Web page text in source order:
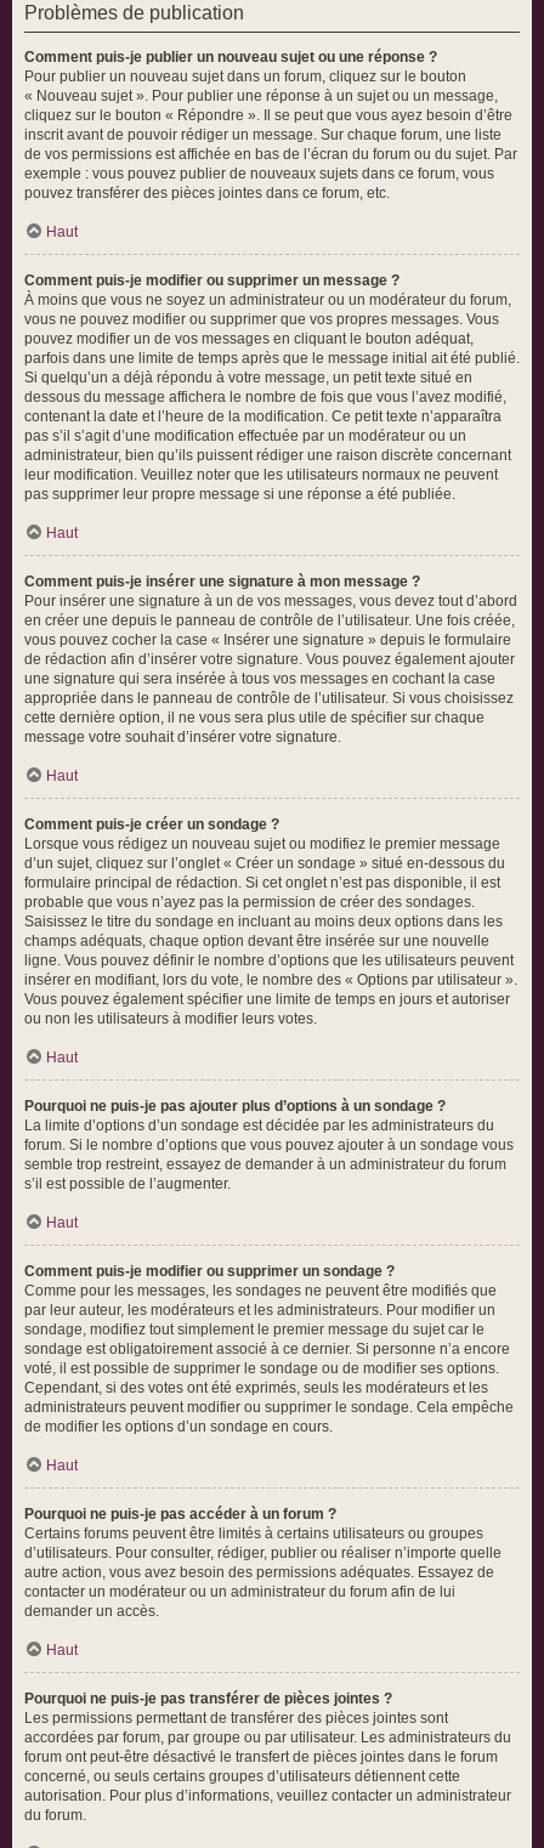
Problèmes de publication
Comment puis-je publier un nouveau sujet ou une réponse ?
Pour publier un nouveau sujet dans un forum, cliquez sur le bouton
« Nouveau sujet ». Pour publier une réponse à un sujet ou un message,
cliquez sur le bouton « Répondre ». Il se peut que vous ayez besoin d’être
inscrit avant de pouvoir rédiger un message. Sur chaque forum, une liste
de vos permissions est affichée en bas de l’écran du forum ou du sujet. Par
exemple : vous pouvez publier de nouveaux sujets dans ce forum, vous
pouvez transférer des pièces jointes dans ce forum, etc.
Haut
Comment puis-je modifier ou supprimer un message ?
À moins que vous ne soyez un administrateur ou un modérateur du forum,
vous ne pouvez modifier ou supprimer que vos propres messages. Vous
pouvez modifier un de vos messages en cliquant le bouton adéquat,
parfois dans une limite de temps après que le message initial ait été publié.
Si quelqu’un a déjà répondu à votre message, un petit texte situé en
dessous du message affichera le nombre de fois que vous l’avez modifié,
contenant la date et l’heure de la modification. Ce petit texte n’apparaîtra
pas s’il s’agit d’une modification effectuée par un modérateur ou un
administrateur, bien qu’ils puissent rédiger une raison discrète concernant
leur modification. Veuillez noter que les utilisateurs normaux ne peuvent
pas supprimer leur propre message si une réponse a été publiée.
Haut
Comment puis-je insérer une signature à mon message ?
Pour insérer une signature à un de vos messages, vous devez tout d’abord
en créer une depuis le panneau de contrôle de l’utilisateur. Une fois créée,
vous pouvez cocher la case « Insérer une signature » depuis le formulaire
de rédaction afin d’insérer votre signature. Vous pouvez également ajouter
une signature qui sera insérée à tous vos messages en cochant la case
appropriée dans le panneau de contrôle de l’utilisateur. Si vous choisissez
cette dernière option, il ne vous sera plus utile de spécifier sur chaque
message votre souhait d’insérer votre signature.
Haut
Comment puis-je créer un sondage ?
Lorsque vous rédigez un nouveau sujet ou modifiez le premier message
d’un sujet, cliquez sur l’onglet « Créer un sondage » situé en-dessous du
formulaire principal de rédaction. Si cet onglet n’est pas disponible, il est
probable que vous n’ayez pas la permission de créer des sondages.
Saisissez le titre du sondage en incluant au moins deux options dans les
champs adéquats, chaque option devant être insérée sur une nouvelle
ligne. Vous pouvez définir le nombre d’options que les utilisateurs peuvent
insérer en modifiant, lors du vote, le nombre des « Options par utilisateur ».
Vous pouvez également spécifier une limite de temps en jours et autoriser
ou non les utilisateurs à modifier leurs votes.
Haut
Pourquoi ne puis-je pas ajouter plus d’options à un sondage ?
La limite d’options d’un sondage est décidée par les administrateurs du
forum. Si le nombre d’options que vous pouvez ajouter à un sondage vous
semble trop restreint, essayez de demander à un administrateur du forum
s’il est possible de l’augmenter.
Haut
Comment puis-je modifier ou supprimer un sondage ?
Comme pour les messages, les sondages ne peuvent être modifiés que
par leur auteur, les modérateurs et les administrateurs. Pour modifier un
sondage, modifiez tout simplement le premier message du sujet car le
sondage est obligatoirement associé à ce dernier. Si personne n’a encore
voté, il est possible de supprimer le sondage ou de modifier ses options.
Cependant, si des votes ont été exprimés, seuls les modérateurs et les
administrateurs peuvent modifier ou supprimer le sondage. Cela empêche
de modifier les options d’un sondage en cours.
Haut
Pourquoi ne puis-je pas accéder à un forum ?
Certains forums peuvent être limités à certains utilisateurs ou groupes
d’utilisateurs. Pour consulter, rédiger, publier ou réaliser n’importe quelle
autre action, vous avez besoin des permissions adéquates. Essayez de
contacter un modérateur ou un administrateur du forum afin de lui
demander un accès.
Haut
Pourquoi ne puis-je pas transférer de pièces jointes ?
Les permissions permettant de transférer des pièces jointes sont
accordées par forum, par groupe ou par utilisateur. Les administrateurs du
forum ont peut-être désactivé le transfert de pièces jointes dans le forum
concerné, ou seuls certains groupes d’utilisateurs détiennent cette
autorisation. Pour plus d’informations, veuillez contacter un administrateur
du forum.